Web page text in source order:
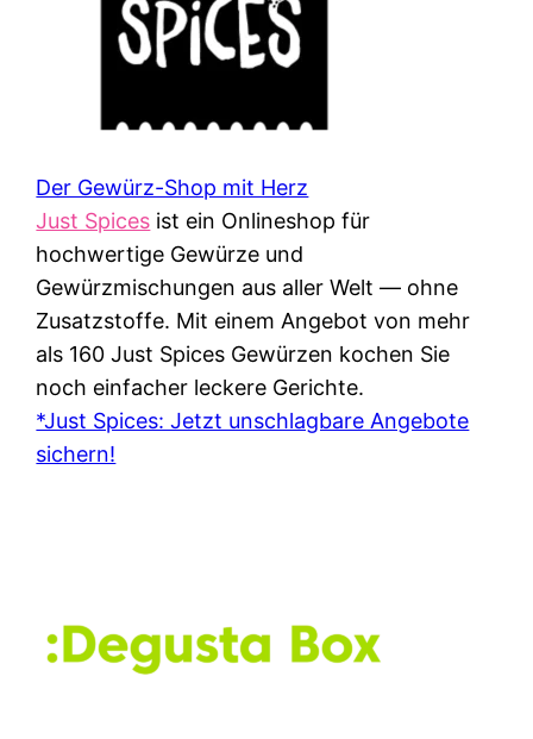
Der Gewürz-Shop mit Herz
Just Spices ist ein Onlineshop für
hochwertige Gewürze und
Gewürzmischungen aus aller Welt — ohne
Zusatzstoffe. Mit einem Angebot von mehr
als 160 Just Spices Gewürzen kochen Sie
noch einfacher leckere Gerichte.
*Just Spices: Jetzt unschlagbare Angebote
sichern!